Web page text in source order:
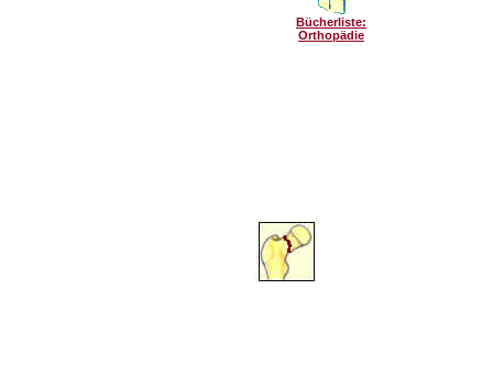
Bücherliste:
Orthopädie